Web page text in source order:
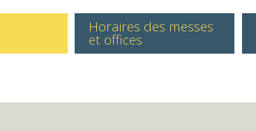
Horaires des messes
et offices